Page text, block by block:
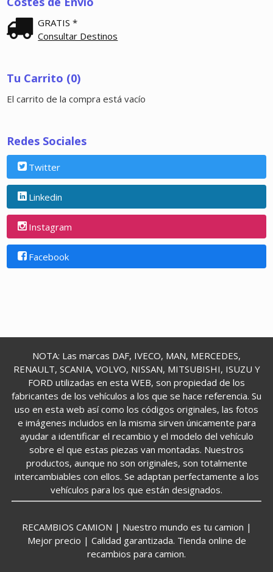
GRATIS *
Consultar Destinos
Tu Carrito (0)
El carrito de la compra está vacío
Redes Sociales
Twitter
Linkedin
Instagram
Facebook
NOTA: Las marcas DAF, IVECO, MAN, MERCEDES,
RENAULT, SCANIA, VOLVO, NISSAN, MITSUBISHI, ISUZU Y
FORD utilizadas en esta WEB, son propiedad de los
fabricantes de los vehículos a los que se hace referencia. Su
uso en esta web así como los códigos originales, las fotos
e imágenes incluidos en la misma sirven únicamente para
ayudar a identificar el recambio y el modelo del vehículo
sobre el que estas piezas van montadas. Nuestros
productos, aunque no son originales, son totalmente
intercambiables con ellos. Se adaptan perfectamente a los
vehículos para los que están designados.
RECAMBIOS CAMION | Nuestro mundo es tu camion |
Mejor precio | Calidad garantizada. Tienda online de
recambios para camion.